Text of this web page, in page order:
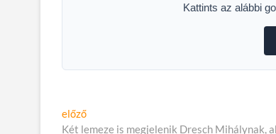
Kattints az alábbi
Bejegyzés
előzőElőző
cikk:
Két lemeze is megjelenik Dresch Mihálynak,